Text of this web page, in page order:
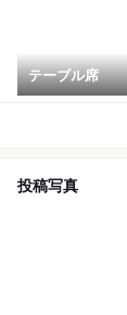
テーブル席
投稿写真